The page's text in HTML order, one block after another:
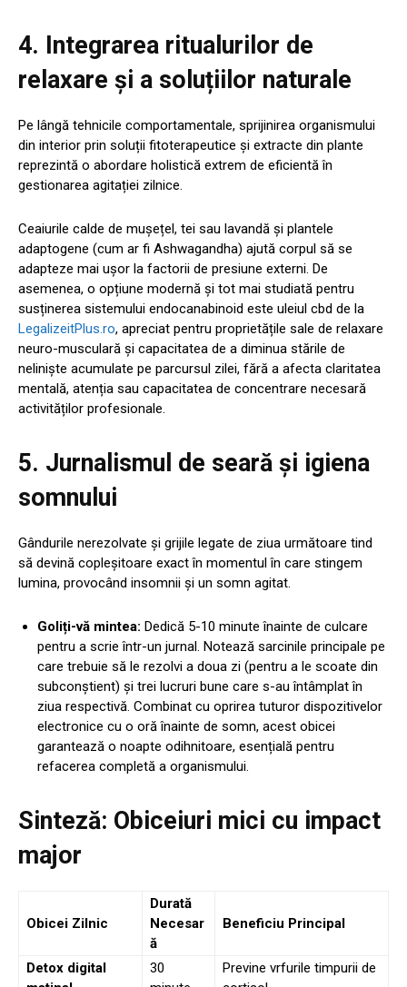
4. Integrarea ritualurilor de
relaxare și a soluțiilor naturale
Pe lângă tehnicile comportamentale, sprijinirea organismului
din interior prin soluții fitoterapeutice și extracte din plante
reprezintă o abordare holistică extrem de eficientă în
gestionarea agitației zilnice.
Ceaiurile calde de mușețel, tei sau lavandă și plantele
adaptogene (cum ar fi Ashwagandha) ajută corpul să se
adapteze mai ușor la factorii de presiune externi. De
asemenea, o opțiune modernă și tot mai studiată pentru
susținerea sistemului endocanabinoid este uleiul cbd de la
LegalizeitPlus.ro, apreciat pentru proprietățile sale de relaxare
neuro-musculară și capacitatea de a diminua stările de
neliniște acumulate pe parcursul zilei, fără a afecta claritatea
mentală, atenția sau capacitatea de concentrare necesară
activităților profesionale.
5. Jurnalismul de seară și igiena
somnului
Gândurile nerezolvate și grijile legate de ziua următoare tind
să devină copleșitoare exact în momentul în care stingem
lumina, provocând insomnii și un somn agitat.
Goliți-vă mintea: Dedică 5-10 minute înainte de culcare
pentru a scrie într-un jurnal. Notează sarcinile principale pe
care trebuie să le rezolvi a doua zi (pentru a le scoate din
subconștient) și trei lucruri bune care s-au întâmplat în
ziua respectivă. Combinat cu oprirea tuturor dispozitivelor
electronice cu o oră înainte de somn, acest obicei
garantează o noapte odihnitoare, esențială pentru
refacerea completă a organismului.
Sinteză: Obiceiuri mici cu impact
major
Obicei Zilnic
Durată
Necesar
ă
Beneficiu Principal
Detox digital
30
Previne vrfurile timpurii de